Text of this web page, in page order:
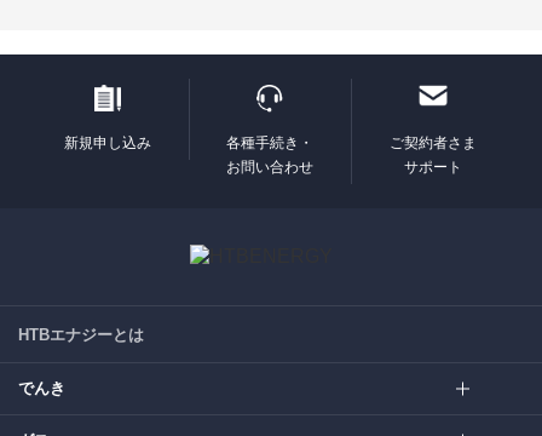
新規申し込み
各種手続き・
お問い合わせ
ご契約者さま
サポート
HTBエナジーとは
でんき